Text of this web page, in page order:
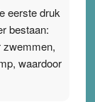
eerste druk
bestaan:
zwemmen,
waardoor